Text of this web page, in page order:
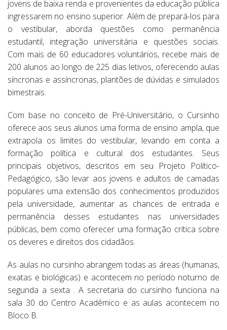
jovens de baixa renda e provenientes da educação pública
ingressarem no ensino superior. Além de prepará-los para
o vestibular, aborda questões como permanência
estudantil, integração universitária e questões sociais.
Com mais de 60 educadores voluntários, recebe mais de
200 alunos ao longo de 225 dias letivos, oferecendo aulas
síncronas e assíncronas, plantões de dúvidas e simulados
bimestrais.
Com base no conceito de Pré-Universitário, o Cursinho
oferece aos seus alunos uma forma de ensino ampla, que
extrapola os limites do vestibular, levando em conta a
formação política e cultural dos estudantes. Seus
principais objetivos, descritos em seu Projeto Político-
Pedagógico, são levar aos jovens e adultos de camadas
populares uma extensão dos conhecimentos produzidos
pela universidade, aumentar as chances de entrada e
permanência desses estudantes nas universidades
públicas, bem como oferecer uma formação crítica sobre
os deveres e direitos dos cidadãos.
As aulas no cursinho abrangem todas as áreas (humanas,
exatas e biológicas) e acontecem no período noturno de
segunda a sexta . A secretaria do cursinho funciona na
sala 30 do Centro Acadêmico e as aulas acontecem no
Bloco B.